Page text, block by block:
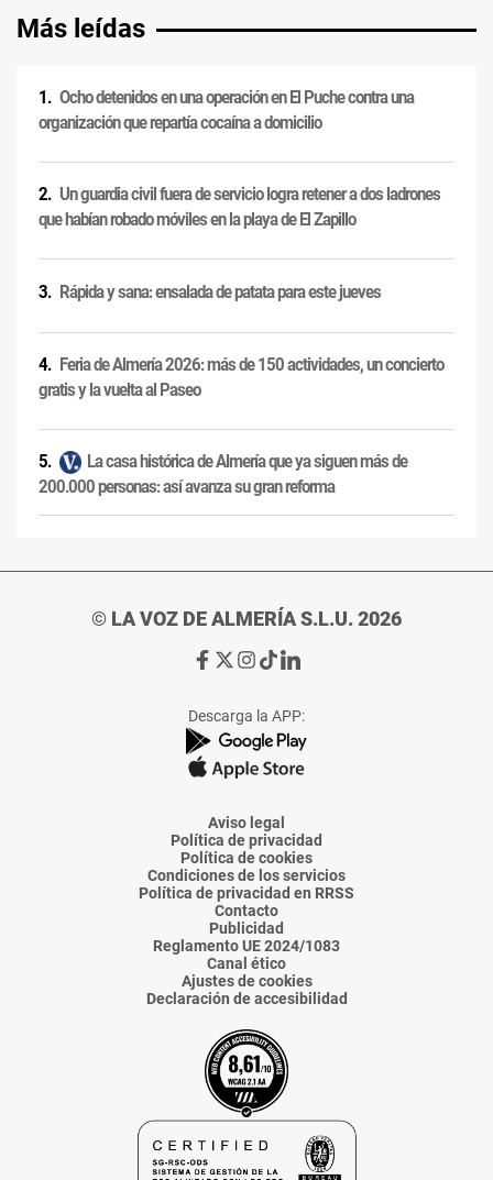
Más leídas
Ocho detenidos en una operación en El Puche contra una
organización que repartía cocaína a domicilio
Un guardia civil fuera de servicio logra retener a dos ladrones
que habían robado móviles en la playa de El Zapillo
Rápida y sana: ensalada de patata para este jueves
Feria de Almería 2026: más de 150 actividades, un concierto
gratis y la vuelta al Paseo
La casa histórica de Almería que ya siguen más de
200.000 personas: así avanza su gran reforma
© LA VOZ DE ALMERÍA S.L.U. 2026
Ir
de
La
Voz
Almería
Ir
de
La
Voz
Almería
Ir
de
La
Voz
Almería
Ir
de
La
Voz
Almería
Ir
de
La
Voz
Descarga la APP:
Aviso legal
Política de privacidad
Política de cookies
Condiciones de los servicios
Política de privacidad en RRSS
Contacto
Publicidad
Reglamento UE 2024/1083
Canal ético
Ajustes de cookies
Declaración de accesibilidad